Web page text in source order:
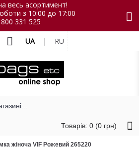
весь асортимент!
з 10:00 до 17:00
331 525
UA | RU
Товарів: 0 (0 грн)
жіноча VIF Рожевий 265220